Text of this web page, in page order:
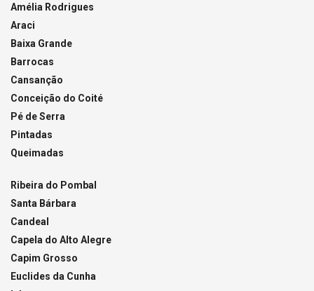
Amélia Rodrigues
Araci
Baixa Grande
Barrocas
Cansanção
Conceição do Coité
Pé de Serra
Pintadas
Queimadas
Ribeira do Pombal
Santa Bárbara
Candeal
Capela do Alto Alegre
Capim Grosso
Euclides da Cunha